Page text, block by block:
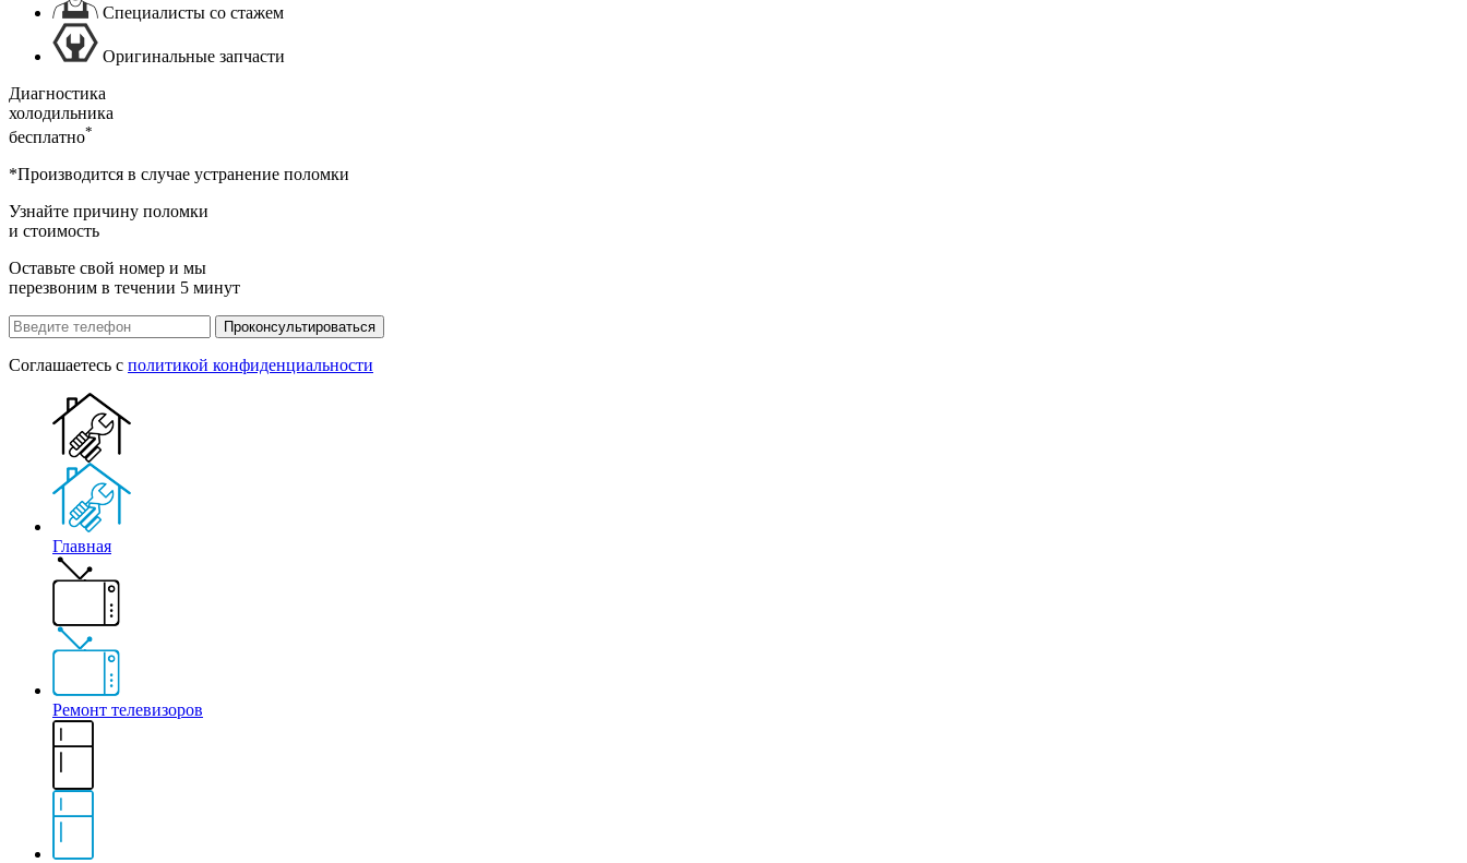
Специалисты со стажем
Оригинальные запчасти
Диагностика
холодильника
бесплатно*
*Производится в случае устранение поломки
Узнайте причину поломки
и стоимость
Оставьте свой номер и мы
перезвоним в течении 5 минут
Проконсультироваться
Соглашаетесь с политикой конфиденциальности
Главная
Ремонт телевизоров